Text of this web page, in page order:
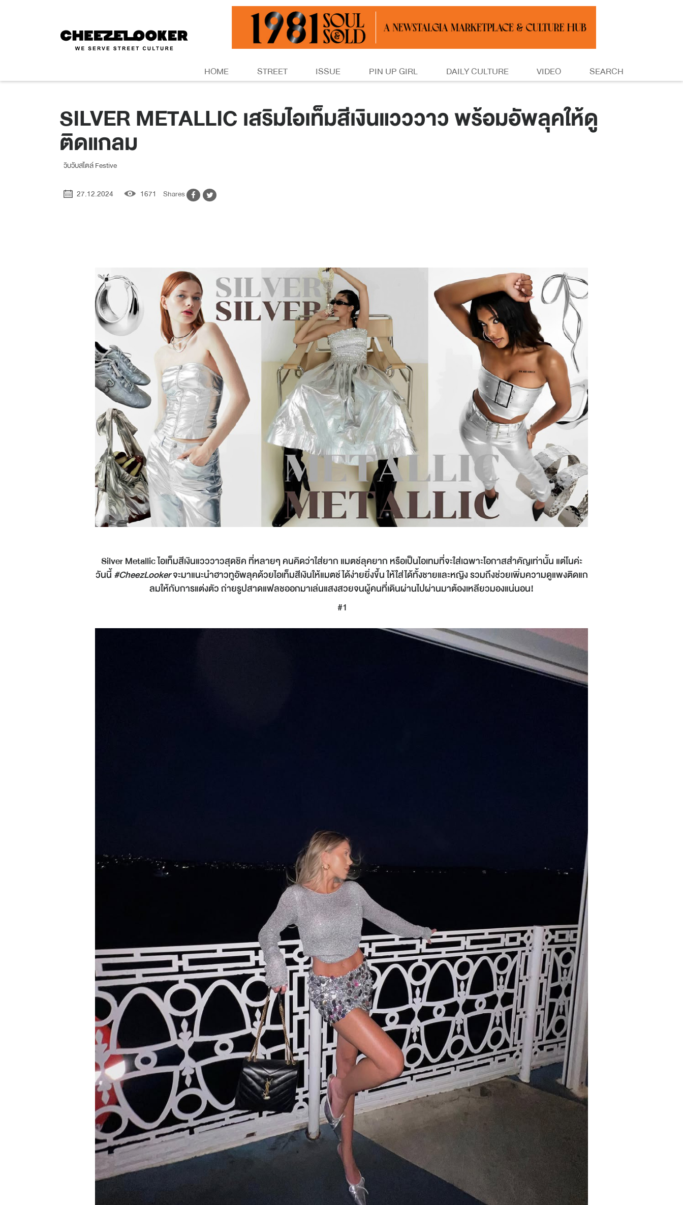
HOME STREET ISSUE PIN UP GIRL DAILY CULTURE VIDEO SEARCH
SILVER METALLIC เสริมไอเท็มสีเงินแวววาว พร้อมอัพลุคให้ดู
ติดแกลม
วิบวับสไตล์ Festive
27.12.2024 1671 Shares
Silver Metallic ไอเท็มสีเงินแวววาวสุดชิค ที่หลายๆ คนคิดว่าใส่ยาก แมตช์ลุคยาก หรือเป็นไอเทมที่จะใส่เฉพาะโอกาสสำคัญเท่านั้น แต่โนค่ะ
วันนี้#CheezLookerจะมาแนะนำฮาวทูอัพลุคด้วยไอเท็มสีเงินให้แมตช์ได้ง่ายยิ่งขึ้น ให้ใส่ได้ทั้งชายและหญิง รวมถึงช่วยเพิ่มความดูแพงติดแก
ลมให้กับการแต่งตัว ถ่ายรูปสาดแฟลชออกมาเล่นแสงสวยจนผู้คนที่เดินผ่านไปผ่านมาต้องเหลียวมองแน่นอน!
#1